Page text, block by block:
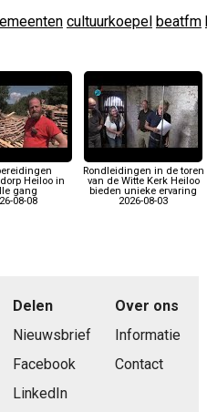
cultuurkoepel beatfm
Heiloo in
gang
08-08
Rondleidingen in de toren
van de Witte Kerk Heiloo
bieden unieke ervaring
2026-08-03
Delen
Nieuwsbrief
Facebook
LinkedIn
Over ons
Informatie
Contact